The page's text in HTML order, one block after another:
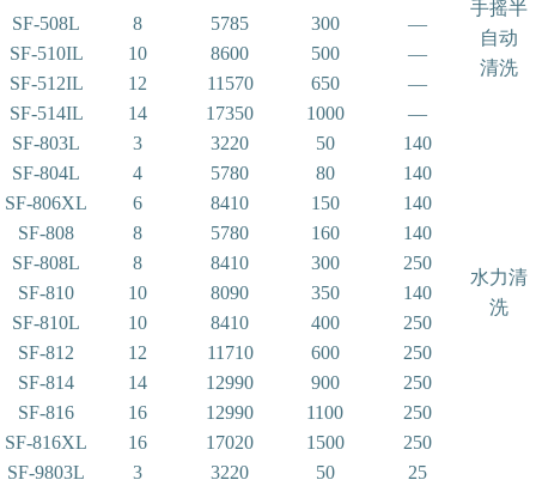
手摇半
自动
清洗
SF-508L
8 5785 300
—
SF-510IL
10 8600 500
—
SF-512IL
12 11570 650
—
SF-514IL
14 17350 1000
—
SF-803L
3 3220 50 140
水力清
洗
SF-804L 4 5780 80
140
SF-806XL
6 8410 150
140
SF-808
8 5780 160
140
SF-808L
8 8410 300
250
SF-810
10 8090 350
140
SF-810L
10 8410 400
250
SF-812
12 11710 600
250
SF-814
14 12990 900
250
SF-816
16 12990 1100
250
SF-816XL
16 17020 1500
250
SF-9803L
3 3220 50 25